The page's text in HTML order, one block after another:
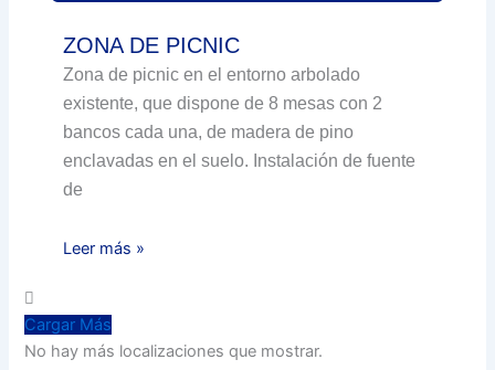
ZONA DE PICNIC
Zona de picnic en el entorno arbolado
existente, que dispone de 8 mesas con 2
bancos cada una, de madera de pino
enclavadas en el suelo. Instalación de fuente
de
Leer más »
Cargar Más
No hay más localizaciones que mostrar.